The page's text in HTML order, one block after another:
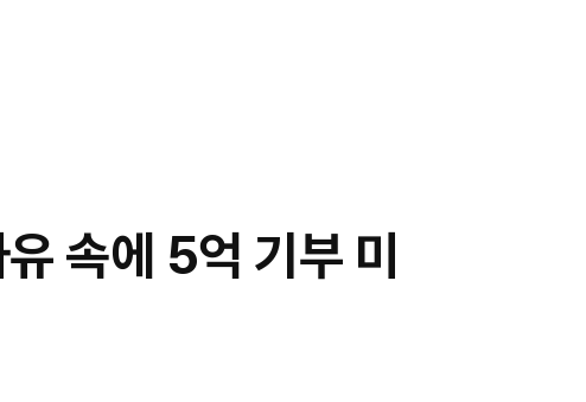
속에 5억 기부 미